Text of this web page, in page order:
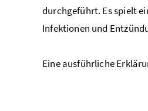
durchgeführt. Es spielt
Infektionen und
Eine ausführliche